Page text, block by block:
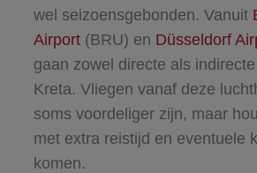
wel seizoensgebonden. Vanuit
Airport(BRU) en Düsseldorf
gaan zowel directe als
Kreta. Vliegen vanaf deze
soms voordeliger zijn, maar
met extra reistijd en eventuele
komen.